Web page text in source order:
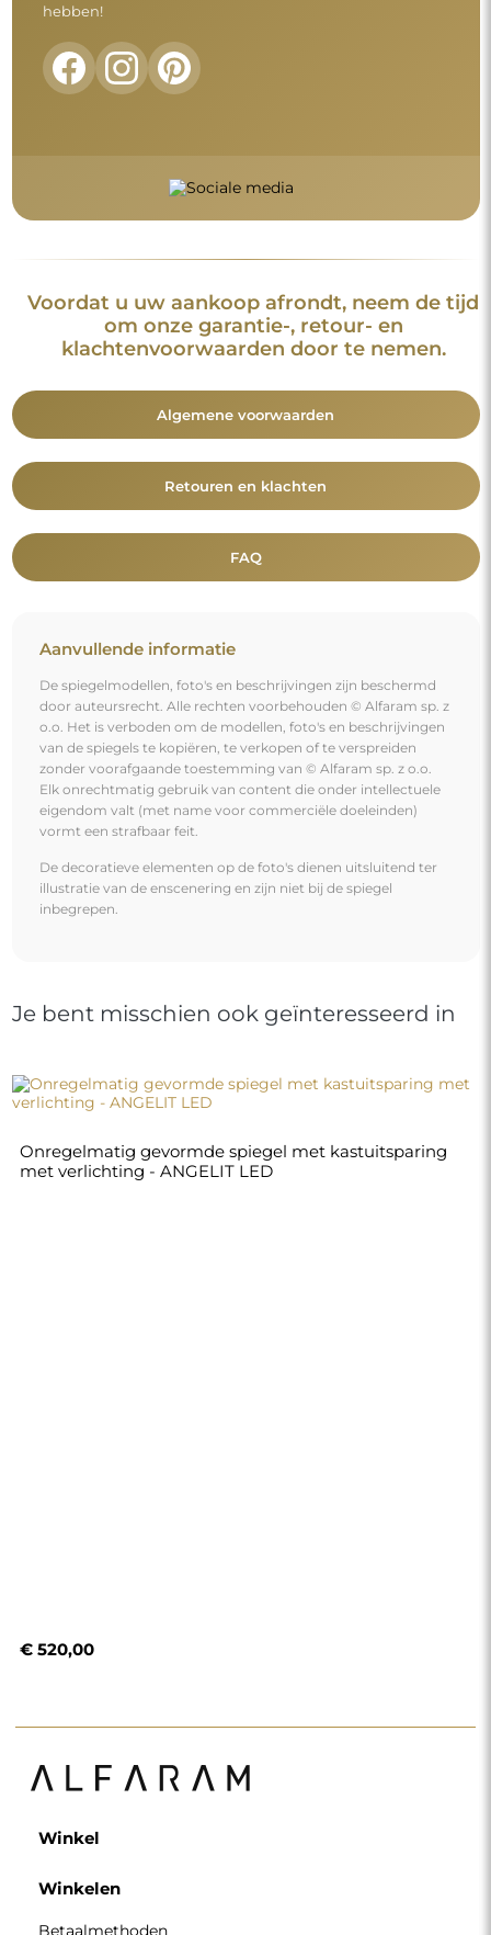
hebben!
Voordat u uw aankoop afrondt, neem de tijd
om onze garantie-, retour- en
klachtenvoorwaarden door te nemen.
Algemene voorwaarden
Retouren en klachten
FAQ
Aanvullende informatie
De spiegelmodellen, foto's en beschrijvingen zijn beschermd
door auteursrecht. Alle rechten voorbehouden © Alfaram sp. z
o.o. Het is verboden om de modellen, foto's en beschrijvingen
van de spiegels te kopiëren, te verkopen of te verspreiden
zonder voorafgaande toestemming van © Alfaram sp. z o.o.
Elk onrechtmatig gebruik van content die onder intellectuele
eigendom valt (met name voor commerciële doeleinden)
vormt een strafbaar feit.
De decoratieve elementen op de foto's dienen uitsluitend ter
illustratie van de enscenering en zijn niet bij de spiegel
inbegrepen.
Je bent misschien ook geïnteresseerd in
Onregelmatig gevormde spiegel met kastuitsparing
met verlichting - ANGELIT LED
€ 520,00
Winkel
Winkelen
Betaalmethoden